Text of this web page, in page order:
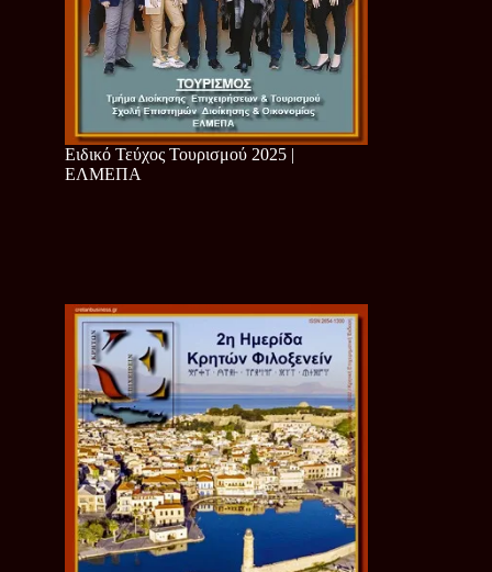
Ειδικό Τεύχος Τουρισμού 2025 |
ΕΛΜΕΠΑ